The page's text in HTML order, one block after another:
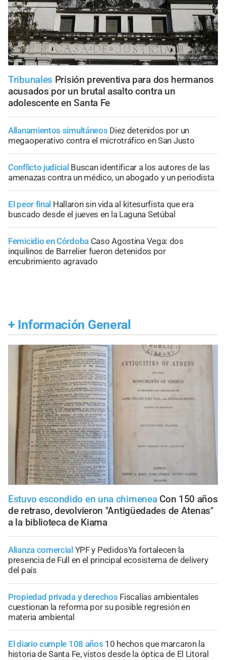
Tribunales Prisión preventiva para dos hermanos
acusados por un brutal asalto contra un
adolescente en Santa Fe
Allanamientos simultáneos Diez detenidos por un
megaoperativo contra el microtráfico en San Justo
Conflicto judicial Buscan identificar a los autores de las
amenazas contra un médico, un abogado y un periodista
El peor final Hallaron sin vida al kitesurfista que era
buscado desde el jueves en la Laguna Setúbal
Femicidio en Córdoba Caso Agostina Vega: dos
inquilinos de Barrelier fueron detenidos por
encubrimiento agravado
+ Información General
Estuvo escondido en una chimenea Con 150 años
de retraso, devolvieron "Antigüedades de Atenas"
a la biblioteca de Kiama
Alianza comercial YPF y PedidosYa fortalecen la
presencia de Full en el principal ecosistema de delivery
del país
Propiedad privada y derechos Fiscalías ambientales
cuestionan la reforma por su posible regresión en
materia ambiental
El diario cumple 108 años 10 hechos que marcaron la
historia de Santa Fe, vistos desde la óptica de El Litoral